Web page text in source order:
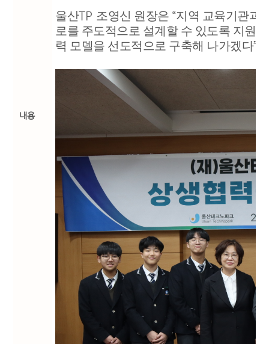
내용
울산TP 조영신 원장은 “지역 교육기관과
로를 주도적으로 설계할 수 있도록 지원
력 모델을 선도적으로 구축해 나가겠다”